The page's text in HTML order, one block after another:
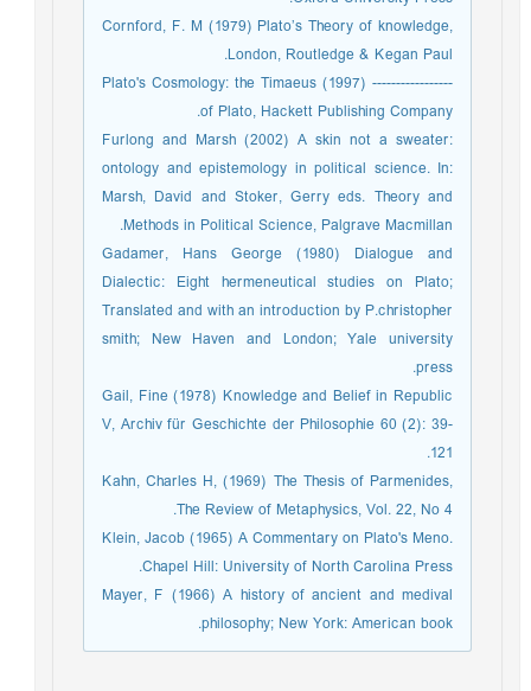
Cornford, F. M (1979) Plato’s Theory of knowledge,
London, Routledge & Kegan Paul.
----------------- (1997) Plato's Cosmology: the Timaeus
of Plato, Hackett Publishing Company.
Furlong and Marsh (2002) A skin not a sweater:
ontology and epistemology in political science. In:
Marsh, David and Stoker, Gerry eds. Theory and
Methods in Political Science, Palgrave Macmillan.
Gadamer, Hans George (1980) Dialogue and
Dialectic: Eight hermeneutical studies on Plato;
Translated and with an introduction by P.christopher
smith; New Haven and London; Yale university
press.
Gail, Fine (1978) Knowledge and Belief in Republic
V, Archiv für Geschichte der Philosophie 60 (2): 39-
121.
Kahn, Charles H, (1969) The Thesis of Parmenides,
The Review of Metaphysics, Vol. 22, No 4.
Klein, Jacob (1965) A Commentary on Plato's Meno.
Chapel Hill: University of North Carolina Press.
Mayer, F (1966) A history of ancient and medival
philosophy; New York: American book.